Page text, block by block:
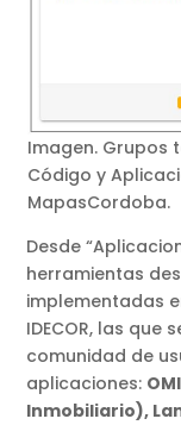
Imagen. Grupos
Código y
MapasCordoba.
Desde
herramientas
implementadas
IDECOR, las
comunidad de
aplicaciones:
Inmobiliario),